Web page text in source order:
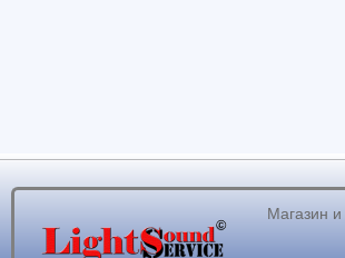
Магазин